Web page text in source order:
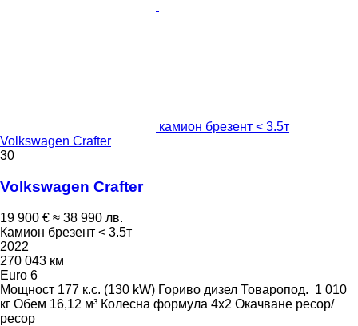
камион брезент < 3.5т
Volkswagen Crafter
30
Volkswagen Crafter
19 900 € ≈ 38 990 лв.
Камион брезент < 3.5т
2022
270 043 км
Euro 6
Мощност 177 к.с. (130 kW) Гориво дизел Товаропод. 1 010
кг Обем 16,12 м³ Колесна формула 4x2 Окачване ресор/
ресор